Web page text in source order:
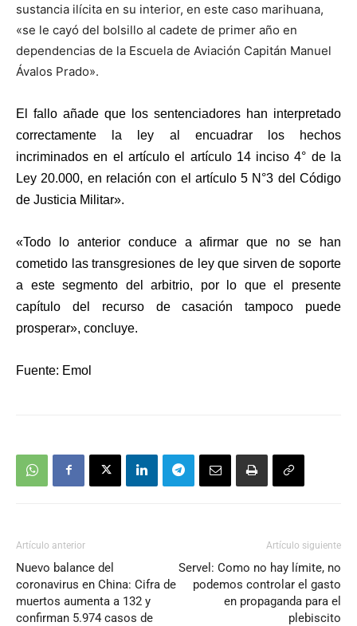
sustancia ilícita en su interior, en este caso marihuana,
«se le cayó del bolsillo al cadete de primer año en
dependencias de la Escuela de Aviación Capitán Manuel
Ávalos Prado».
El fallo añade que los sentenciadores han interpretado
correctamente la ley al encuadrar los hechos
incriminados en el artículo el artículo 14 inciso 4° de la
Ley 20.000, en relación con el artículo 5 N°3 del Código
de Justicia Militar».
«Todo lo anterior conduce a afirmar que no se han
cometido las transgresiones de ley que sirven de soporte
a este segmento del arbitrio, por lo que el presente
capítulo del recurso de casación tampoco puede
prosperar», concluye.
Fuente: Emol
Artículo anterior
Nuevo balance del
coronavirus en China: Cifra de
muertos aumenta a 132 y
confirman 5.974 casos de
Artículo siguiente
Servel: Como no hay límite, no
podemos controlar el gasto
en propaganda para el
plebiscito